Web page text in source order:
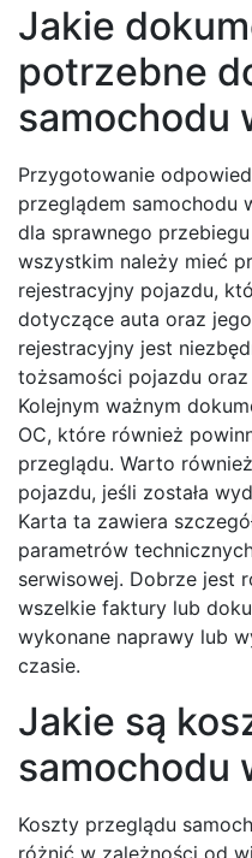
Jakie
potrzebne
samochodu
Przygotowanie
przeglądem samochodu
dla sprawnego
wszystkim należy mieć
rejestracyjny pojazdu,
dotyczące auta oraz
rejestracyjny jest
tożsamości pojazdu
Kolejnym ważnym
OC, które również
przeglądu. Warto
pojazdu, jeśli została
Karta ta zawiera
parametrów
serwisowej. Dobrze jest
wszelkie faktury lub
wykonane naprawy lub
czasie.
Jakie są
samochodu
Koszty przeglądu
różnić w zależności od